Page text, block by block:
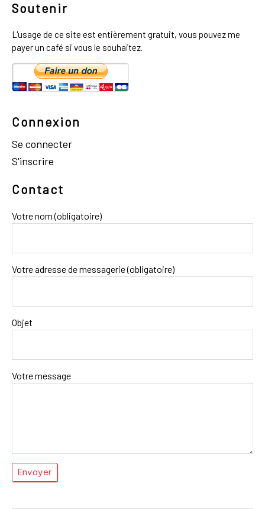
Soutenir
L'usage de ce site est entièrement gratuit, vous pouvez me
payer un café si vous le souhaitez.
Connexion
Se connecter
S'inscrire
Contact
Votre nom (obligatoire)
Votre adresse de messagerie (obligatoire)
Objet
Votre message